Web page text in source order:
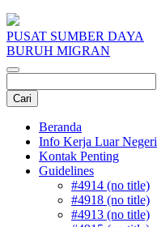
PUSAT SUMBER DAYA
BURUH MIGRAN
Beranda
Info Kerja Luar Negeri
Kontak Penting
Guidelines
#4914 (no title)
#4918 (no title)
#4913 (no title)